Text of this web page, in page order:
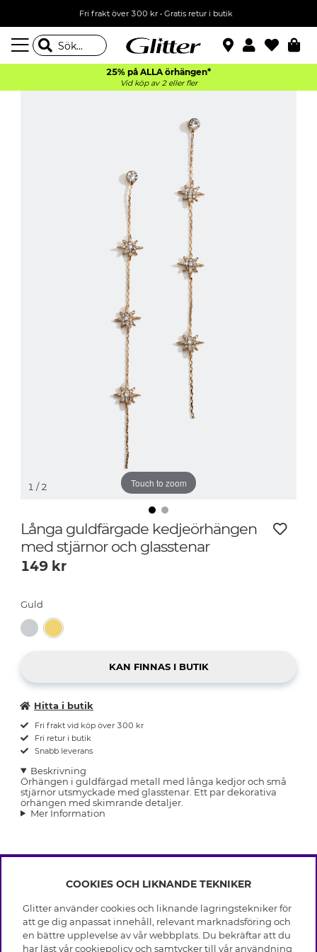
Fri frakt över 300 kr• Gratis retur i butik
25% på ALLA örhängen*
Vid köp av 2 eller fler
Touch to zoom
1 / 2
Långa guldfärgade kedjeörhängen
med stjärnor och glasstenar
149 kr
Guld
Hitta i butik
Fri frakt vid köp över 300 kr
Fri retur i butik
Snabb leverans
Beskrivning
Örhängen i guldfärgad metall med långa kedjor och små
stjärnor utsmyckade med glasstenar. Ett par dekorativa
örhängen med skimrande detaljer.
Mer Information
INFO
Leverans
Villkor
Integritetspolicy
OM GLITTER
COOKIES OCH LIKNANDE TEKNIKER
Glitter använder cookies och liknande lagringstekniker för
att ge dig anpassat innehåll, relevant marknadsföring och
en bättre upplevelse av vår webbplats. Du bekräftar att du
har läst vår cookiepolicy och samtycker till vår användning